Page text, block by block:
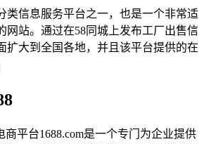
类信息服务平台之一，也是一个非常适
网站。通过在58同城上发布工厂出售信
扩大到全国各地，并且该平台提供的在
商平台1688.com是一个专门为企业提供